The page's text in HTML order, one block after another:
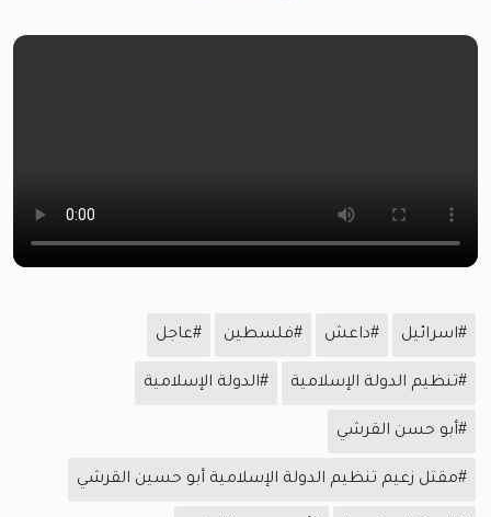
#اسرائيل #داعش #فلسطين #عاجل
#تنظيم الدولة الإسلامية #الدولة الإسلامية
#أبو حسن القرشي
#مقتل زعيم تنظيم الدولة الإسلامية أبو حسين القرشي